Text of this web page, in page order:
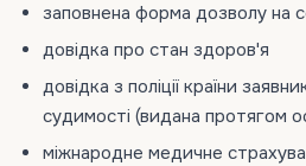
заповнена форма дозволу на
довідка про стан здоров'я
довідка з поліції країни
судимості (видана протягом
міжнародне медичне